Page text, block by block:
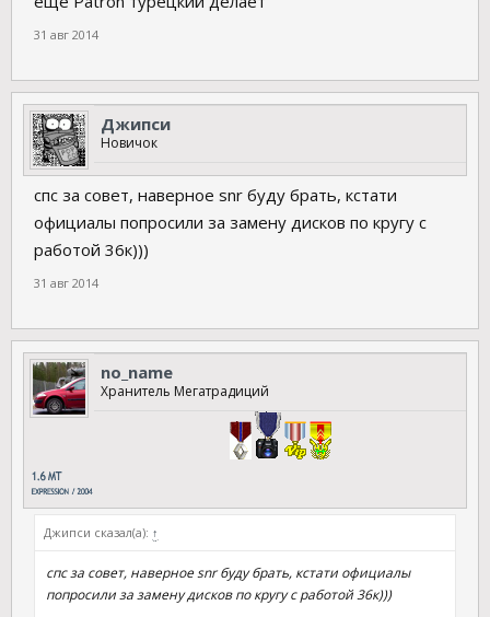
31 авг 2014
Джипси
Новичок
спс за совет, наверное snr буду брать, кстати
официалы попросили за замену дисков по кругу с
работой 36к)))
31 авг 2014
no_name
Хранитель Мегатрадиций
Джипси сказал(а): ↑
спс за совет, наверное snr буду брать, кстати официалы
попросили за замену дисков по кругу с работой 36к)))